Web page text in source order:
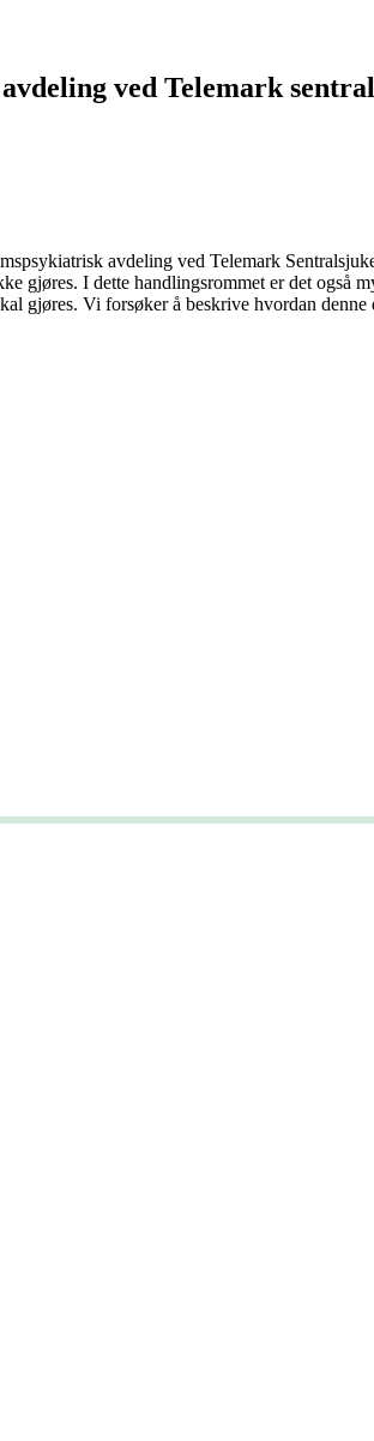
ved Telemark
avdeling ved Telemark
gjøres. I dette handlingsrommet er det også
gjøres. Vi forsøker å beskrive hvordan